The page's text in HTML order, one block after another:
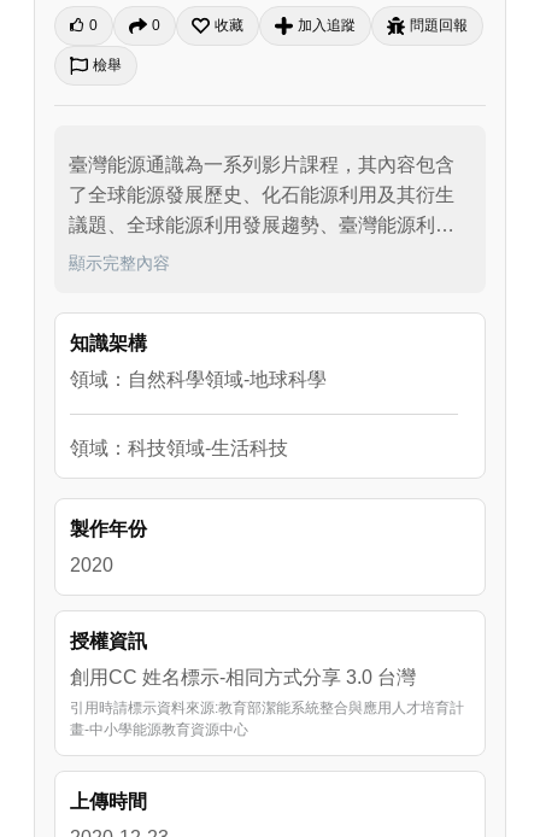
0 0 收藏 加入追蹤 問題回報
檢舉
臺灣能源通識為一系列影片課程，其內容包含
了全球能源發展歷史、化石能源利用及其衍生
議題、全球能源利用發展趨勢、臺灣能源利用
發展趨勢、化石能源利用概述、再生能源利用
以單獨學習，也可進行一貫式的學習。提供給
致力於能源教育的各位來使用。
教育部潔能系統整合與應用人才培育計畫 製作
錄製/製作日期：2020年11月26日
顯示完整內容
知識架構
領域：自然科學領域-地球科學
領域：科技領域-生活科技
製作年份
2020
授權資訊
創用CC 姓名標示-相同方式分享 3.0 台灣
引用時請標示資料來源:教育部潔能系統整合與應用人才培育計
畫-中小學能源教育資源中心
上傳時間